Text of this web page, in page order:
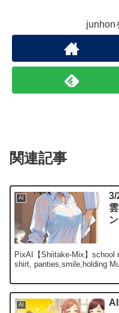
junhon
関連記事
AI
PixAI【Shiitake-Mix】school
shirt, panties,smile,holding
AI